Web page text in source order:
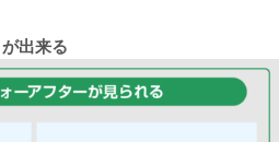
出来る